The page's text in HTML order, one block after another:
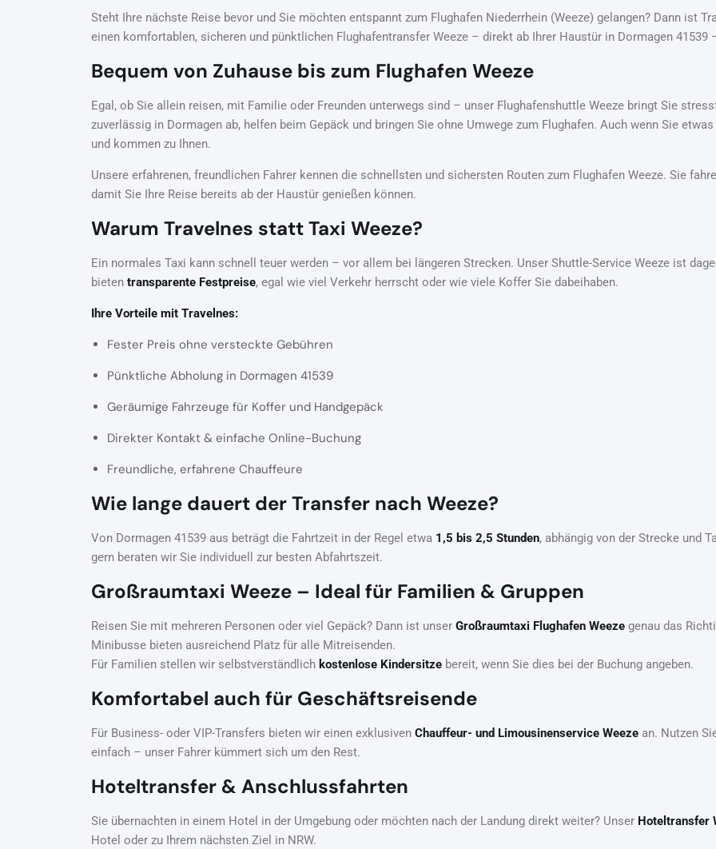
Steht Ihre nächste Reise bevor und Sie möchten entspannt zum Flughafen Niederrhein (Weeze) gelangen? Dann ist
einen komfortablen, sicheren und pünktlichen Flughafentransfer Weeze – direkt ab Ihrer Haustür in Dormagen
Bequem von Zuhause bis zum Flughafen Weeze
Egal, ob Sie allein reisen, mit Familie oder Freunden unterwegs sind – unser Flughafenshuttle Weeze bringt Sie
zuverlässig in Dormagen ab, helfen beim Gepäck und bringen Sie ohne Umwege zum Flughafen. Auch wenn Sie
und kommen zu Ihnen.
Unsere erfahrenen, freundlichen Fahrer kennen die schnellsten und sichersten Routen zum Flughafen Weeze. Sie
damit Sie Ihre Reise bereits ab der Haustür genießen können.
Warum Travelnes statt Taxi Weeze?
Ein normales Taxi kann schnell teuer werden – vor allem bei längeren Strecken. Unser Shuttle-Service Weeze ist
bieten transparente Festpreise, egal wie viel Verkehr herrscht oder wie viele Koffer Sie dabeihaben.
Ihre Vorteile mit Travelnes:
Fester Preis ohne versteckte Gebühren
Pünktliche Abholung in Dormagen 41539
Geräumige Fahrzeuge für Koffer und Handgepäck
Direkter Kontakt & einfache Online-Buchung
Freundliche, erfahrene Chauffeure
Wie lange dauert der Transfer nach Weeze?
Von Dormagen 41539 aus beträgt die Fahrtzeit in der Regel etwa 1,5 bis 2,5 Stunden, abhängig von der Strecke und
gern beraten wir Sie individuell zur besten Abfahrtszeit.
Großraumtaxi Weeze – Ideal für Familien & Gruppen
Reisen Sie mit mehreren Personen oder viel Gepäck? Dann ist unser Großraumtaxi Flughafen Weeze genau das
Minibusse bieten ausreichend Platz für alle Mitreisenden.
Für Familien stellen wir selbstverständlich kostenlose Kindersitze bereit, wenn Sie dies bei der Buchung angeben.
Komfortabel auch für Geschäftsreisende
Für Business- oder VIP-Transfers bieten wir einen exklusiven Chauffeur- und Limousinenservice Weeze an. Nutzen
einfach – unser Fahrer kümmert sich um den Rest.
Hoteltransfer & Anschlussfahrten
Sie übernachten in einem Hotel in der Umgebung oder möchten nach der Landung direkt weiter? Unser Hoteltransfer
Hotel oder zu Ihrem nächsten Ziel in NRW.